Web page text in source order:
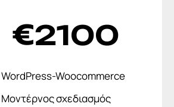
€2100
WordPress-Woocommerce
Μοντέρνος σχεδιασμός